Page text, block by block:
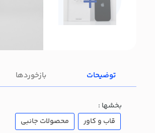
توضیحات بازخوردها
بخشها :
قاب و کاور
محصولات جانبی